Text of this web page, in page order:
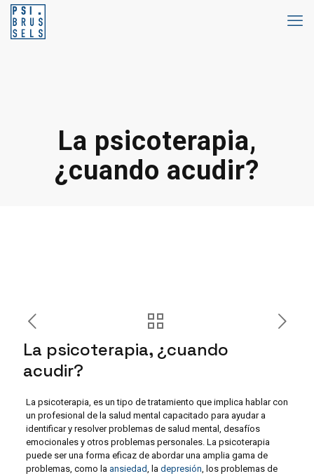
La psicoterapia,
¿cuando acudir?
La psicoterapia, ¿cuando
acudir?
La psicoterapia, es un tipo de tratamiento que implica hablar con
un profesional de la salud mental capacitado para ayudar a
identificar y resolver problemas de salud mental, desafíos
emocionales y otros problemas personales. La psicoterapia
puede ser una forma eficaz de abordar una amplia gama de
problemas, como la ansiedad, la depresión, los problemas de